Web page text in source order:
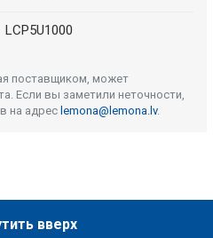
LCP5U1000
поставщиком, может
Если вы заметили неточности,
на адрес lemona@lemona.lv.
вверх